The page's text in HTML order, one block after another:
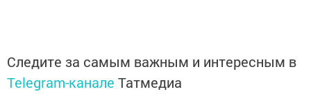
Следите за самым важным и интересным в
Telegram-канале Татмедиа